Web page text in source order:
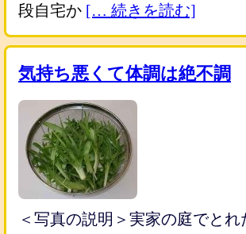
段自宅か [… 続きを読む]
気持ち悪くて体調は絶不調
＜写真の説明＞実家の庭でと